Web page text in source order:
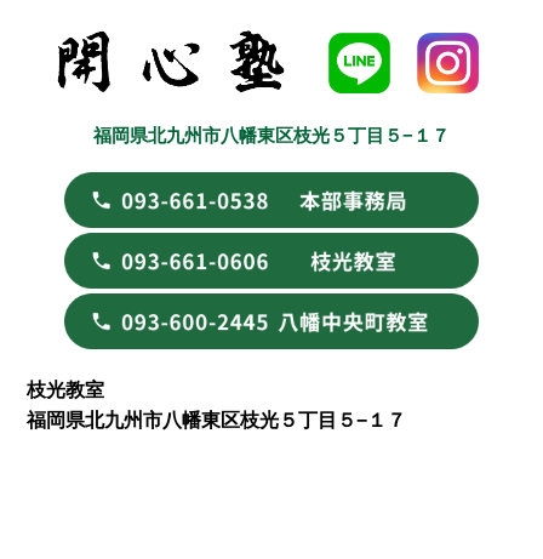
福岡県北九州市八幡東区枝光５丁目５−１７
枝光教室
福岡県北九州市八幡東区枝光５丁目５−１７